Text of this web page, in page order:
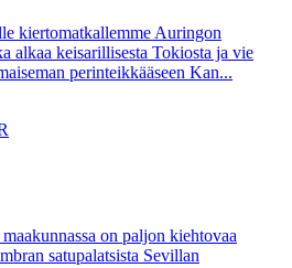
kiertomatkallemme Auringon
alkaa keisarillisesta Tokiosta ja vie
perinteikkääseen Kan...
on paljon kiehtovaa
satupalatsista Sevillan